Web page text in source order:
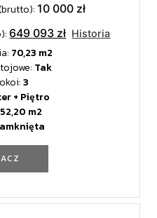
10 000 zł
649 093 zł Historia
70,23
Tak
3
+ Piętro
52,20